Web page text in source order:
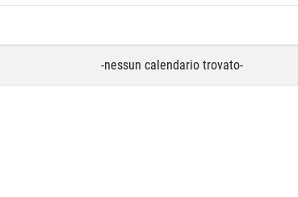
-nessun calendario trovato-